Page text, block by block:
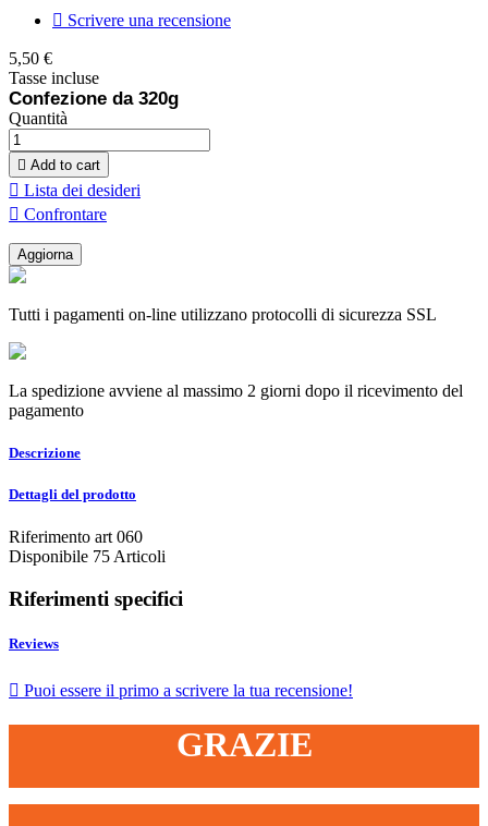
 Scrivere una recensione
5,50 €
Tasse incluse
Confezione da 320g
Quantità
 Add to cart
 Lista dei desideri
 Confrontare
Tutti i pagamenti on-line utilizzano protocolli di sicurezza SSL
La spedizione avviene al massimo 2 giorni dopo il ricevimento del
pagamento
Descrizione
Dettagli del prodotto
Riferimento art 060
Disponibile 75 Articoli
Riferimenti specifici
Reviews
 Puoi essere il primo a scrivere la tua recensione!
GRAZIE